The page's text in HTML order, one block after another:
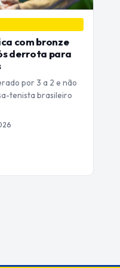
com bronze
derrota para
por 3 a 2 e não
tenista brasileiro